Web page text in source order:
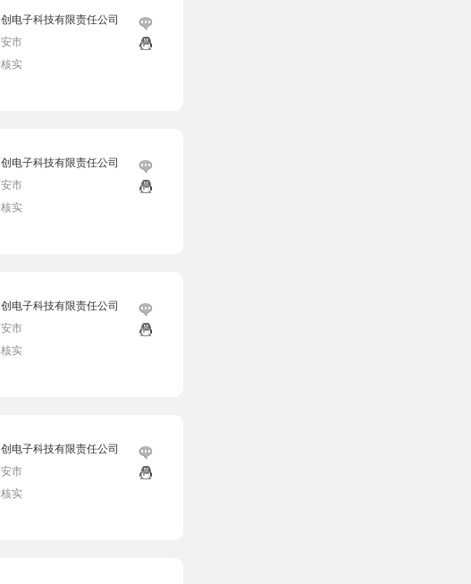
电子科技有限责任公司
市
实
电子科技有限责任公司
市
实
电子科技有限责任公司
市
实
电子科技有限责任公司
市
实